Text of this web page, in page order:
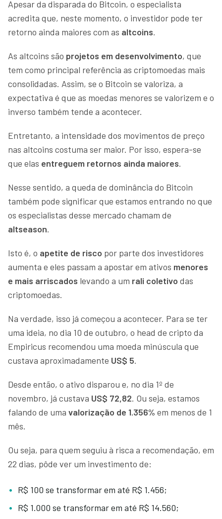
Apesar da disparada do Bitcoin, o especialista
acredita que, neste momento, o investidor pode ter
retorno ainda maiores com as altcoins.
As altcoins são projetos em desenvolvimento, que
tem como principal referência as criptomoedas mais
consolidadas. Assim, se o Bitcoin se valoriza, a
expectativa é que as moedas menores se valorizem e o
inverso também tende a acontecer.
Entretanto, a intensidade dos movimentos de preço
nas altcoins costuma ser maior. Por isso, espera-se
que elas entreguem retornos ainda maiores.
Nesse sentido, a queda de dominância do Bitcoin
também pode significar que estamos entrando no que
os especialistas desse mercado chamam de
altseason.
Isto é, o apetite de risco por parte dos investidores
aumenta e eles passam a apostar em ativos menores
e mais arriscados levando a um rali coletivo das
criptomoedas.
Na verdade, isso já começou a acontecer. Para se ter
uma ideia, no dia 10 de outubro, o head de cripto da
Empiricus recomendou uma moeda minúscula que
custava aproximadamente US$ 5.
Desde então, o ativo disparou e, no dia 1º de
novembro, já custava US$ 72,82. Ou seja, estamos
falando de uma valorização de 1.356% em menos de 1
mês.
Ou seja, para quem seguiu à risca a recomendação, em
22 dias, pôde ver um investimento de:
R$ 100 se transformar em até R$ 1.456;
R$ 1.000 se transformar em até R$ 14.560;